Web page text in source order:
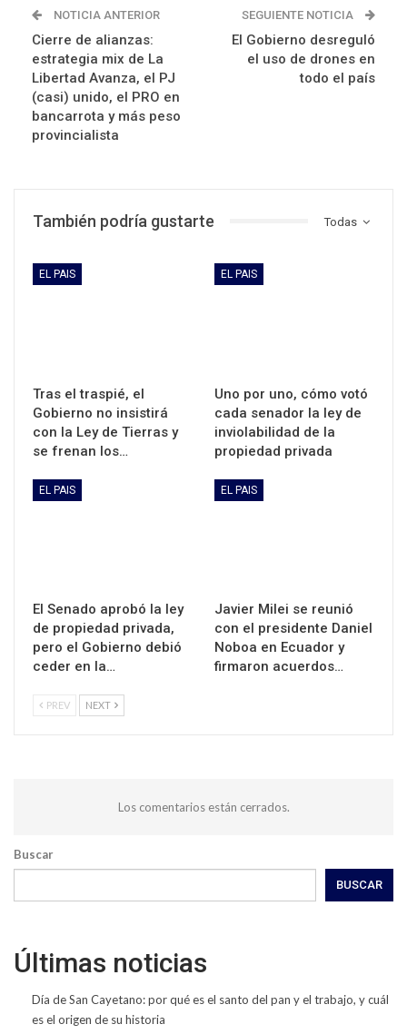
NOTICIA ANTERIOR
Cierre de alianzas:
estrategia mix de La
Libertad Avanza, el PJ
(casi) unido, el PRO en
bancarrota y más peso
provincialista
SEGUIENTE NOTICIA
El Gobierno desreguló
el uso de drones en
todo el país
Todas
También podría gustarte
EL PAIS
Tras el traspié, el
Gobierno no insistirá
con la Ley de Tierras y
se frenan los…
EL PAIS
Uno por uno, cómo votó
cada senador la ley de
inviolabilidad de la
propiedad privada
EL PAIS
El Senado aprobó la ley
de propiedad privada,
pero el Gobierno debió
ceder en la…
EL PAIS
Javier Milei se reunió
con el presidente Daniel
Noboa en Ecuador y
firmaron acuerdos…
PREV NEXT
Los comentarios están cerrados.
Buscar
BUSCAR
Últimas noticias
Día de San Cayetano: por qué es el santo del pan y el trabajo, y cuál
es el origen de su historia